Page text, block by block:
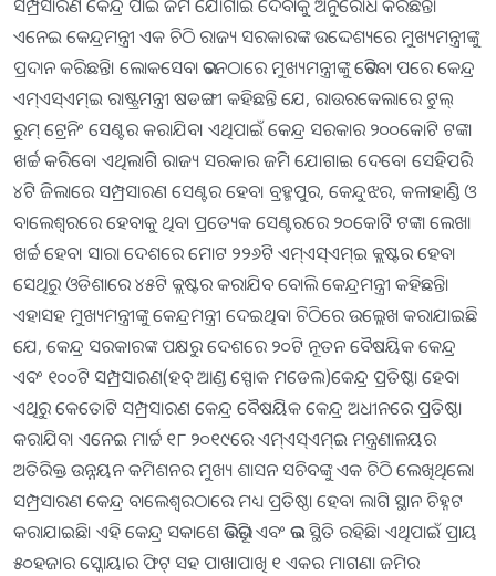
ସମ୍ପ୍ରସାରଣ କେନ୍ଦ୍ର ପାଇଁ ଜମି ଯୋଗାଇ ଦେବାକୁ ଅନୁରୋଧ କରିଛନ୍ତି।
ଏନେଇ କେନ୍ଦ୍ରମନ୍ତ୍ରୀ ଏକ ଚିଠି ରାଜ୍ୟ ସରକାରଙ୍କ ଉଦ୍ଦେଶ୍ୟରେ ମୁଖ୍ୟମନ୍ତ୍ରୀଙ୍କୁ
ପ୍ରଦାନ କରିଛନ୍ତି। ଲୋକସେବା ଭବନଠାରେ ମୁଖ୍ୟମନ୍ତ୍ରୀଙ୍କୁ ଭେଟିବା ପରେ କେନ୍ଦ୍ର
ଏମ୍‌ଏସ୍‌ଏମ୍‌ଇ ରାଷ୍ଟ୍ରମନ୍ତ୍ରୀ ଷଡଙ୍ଗୀ କହିଛନ୍ତି ଯେ, ରାଉରକେଲାରେ ଟୁଲ୍‌
ରୁମ୍‌ ଟ୍ରେନିଂ ସେଣ୍ଟର କରାଯିବ। ଏଥିପାଇଁ କେନ୍ଦ୍ର ସରକାର ୨୦୦କୋଟି ଟଙ୍କା
ଖର୍ଚ୍ଚ କରିବେ। ଏଥିଲାଗି ରାଜ୍ୟ ସରକାର ଜମି ଯୋଗାଇ ଦେବେ। ସେହିପରି
୪ଟି ଜିଲାରେ ସମ୍ପ୍ରସାରଣ ସେଣ୍ଟର ହେବ। ବ୍ରହ୍ମପୁର, କେନ୍ଦୁଝର, କଳାହାଣ୍ଡି ଓ
ବାଲେଶ୍ୱରରେ ହେବାକୁ ଥିବା ପ୍ରତ୍ୟେକ ସେଣ୍ଟରରେ ୨୦କୋଟି ଟଙ୍କା ଲେଖା
ଖର୍ଚ୍ଚ ହେବ। ସାରା ଦେଶରେ ମୋଟ ୨୨୬ଟି ଏମ୍‌ଏସ୍‌ଏମ୍‌ଇ କ୍ଲଷ୍ଟର ହେବ।
ସେଥିରୁ ଓଡିଶାରେ ୪୫ଟି କ୍ଲଷ୍ଟର କରାଯିବ ବୋଲି କେନ୍ଦ୍ରମନ୍ତ୍ରୀ କହିଛନ୍ତି।
ଏହାସହ ମୁଖ୍ୟମନ୍ତ୍ରୀଙ୍କୁ କେନ୍ଦ୍ରମନ୍ତ୍ରୀ ଦେଇଥିବା ଚିଠିରେ ଉଲ୍ଲେଖ କରାଯାଇଛି
ଯେ, କେନ୍ଦ୍ର ସରକାରଙ୍କ ପକ୍ଷରୁ ଦେଶରେ ୨୦ଟି ନୂତନ ବୈଷୟିକ କେନ୍ଦ୍ର
ଏବଂ ୧୦୦ଟି ସମ୍ପ୍ରସାରଣ(ହବ୍‌ ଆଣ୍ଡ ସ୍ପୋକ ମଡେଲ)କେନ୍ଦ୍ର ପ୍ରତିଷ୍ଠା ହେବ।
ଏଥିରୁ କେତୋଟି ସମ୍ପ୍ରସାରଣ କେନ୍ଦ୍ର ବୈଷୟିକ କେନ୍ଦ୍ର ଅଧୀନରେ ପ୍ରତିଷ୍ଠା
କରାଯିବ। ଏନେଇ ମାର୍ଚ୍ଚ ୧୮ ୨୦୧୯ରେ ଏମ୍‌ଏସ୍‌ଏମ୍‌ଇ ମନ୍ତ୍ରଣାଳୟର
ଅତିରିକ୍ତ ଉନ୍ନୟନ କମିଶନର ମୁଖ୍ୟ ଶାସନ ସଚିବଙ୍କୁ ଏକ ଚିଠି ଲେଖିଥିଲେ।
ସମ୍ପ୍ରସାରଣ କେନ୍ଦ୍ର ବାଲେଶ୍ୱରଠାରେ ମଧ୍ୟ ପ୍ରତିଷ୍ଠା ହେବା ଲାଗି ସ୍ଥାନ ଚିହ୍ନଟ
କରାଯାଇଛି। ଏହି କେନ୍ଦ୍ର ସକାଶେ ଭିତ୍ତିଭୂମି ଏବଂ ଭଲ ସ୍ଥିତି ରହିଛି। ଏଥିପାଇଁ ପ୍ରାୟ
୫୦ହଜାର ସ୍କୋୟାର ଫିଟ୍‌ ସହ ପାଖାପାଖି ୧ ଏକର ମାଗଣା ଜମିର